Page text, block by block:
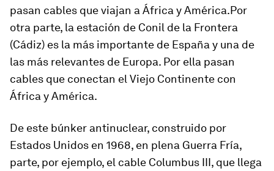
pasan cables que viajan a África y América.Por
otra parte, la estación de Conil de la Frontera
(Cádiz) es la más importante de España y una de
las más relevantes de Europa. Por ella pasan
cables que conectan el Viejo Continente con
África y América.
De este búnker antinuclear, construido por
Estados Unidos en 1968, en plena Guerra Fría,
parte, por ejemplo, el cable Columbus III, que llega